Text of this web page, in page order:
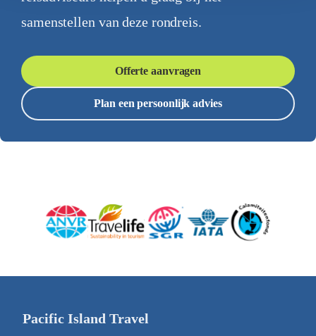
samenstellen van deze rondreis.
Offerte aanvragen
Plan een persoonlijk advies
Pacific Island Travel